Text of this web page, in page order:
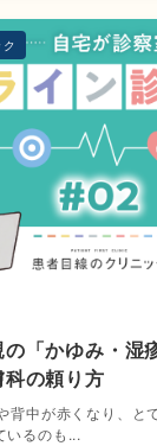
「かゆみ・湿
の頼り方
背中が赤くなり、と
いるのも...